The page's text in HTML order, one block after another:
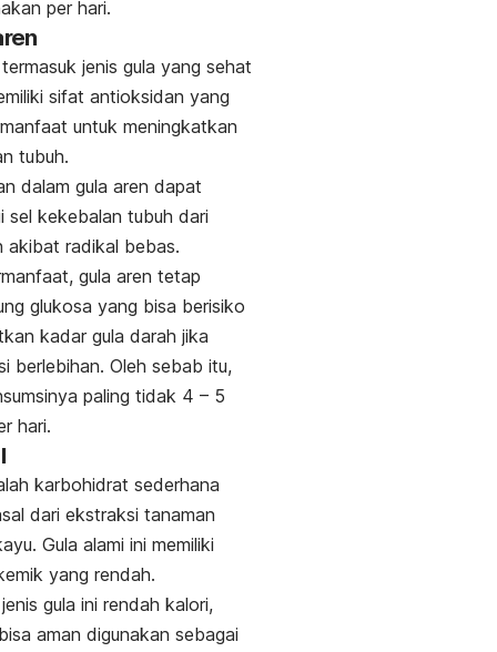
per hari.
jenis gula yang sehat
sifat antioksidan yang
untuk meningkatkan
tubuh.
dalam gula aren dapat
sel kekebalan tubuh dari
akibat radikal bebas.
gula aren tetap
glukosa yang bisa berisiko
kadar gula darah jika
berlebihan. Oleh sebab itu,
paling tidak 4 – 5
hari.
karbohidrat sederhana
dari ekstraksi tanaman
Gula alami ini memiliki
yang rendah.
gula ini rendah kalori,
aman digunakan sebagai